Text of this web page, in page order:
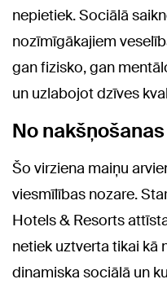
nepietiek. Sociālā
nozīmīgākajiem
gan fizisko, gan
un uzlabojot dzīves
No
Šo virziena maiņu
viesmīlības nozare.
Hotels & Resorts
netiek uztverta tikai kā
dinamiska sociālā un